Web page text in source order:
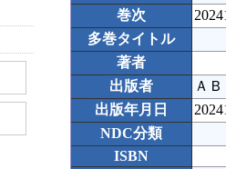
巻次
多巻タイトル
著者
出版者
Ａ
出版年月日
NDC分類
ISBN